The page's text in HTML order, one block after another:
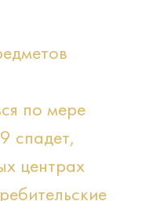
по мере
спадет,
центрах